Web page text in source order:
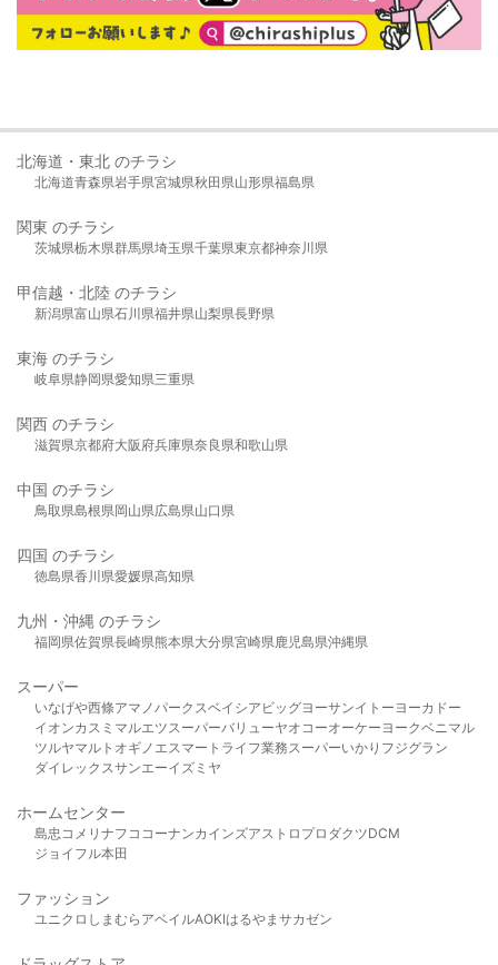
北海道・東北 のチラシ
北海道青森県岩手県宮城県秋田県山形県福島県
関東 のチラシ
茨城県栃木県群馬県埼玉県千葉県東京都神奈川県
甲信越・北陸 のチラシ
新潟県富山県石川県福井県山梨県長野県
東海 のチラシ
岐阜県静岡県愛知県三重県
関西 のチラシ
滋賀県京都府大阪府兵庫県奈良県和歌山県
中国 のチラシ
鳥取県島根県岡山県広島県山口県
四国 のチラシ
徳島県香川県愛媛県高知県
九州・沖縄 のチラシ
福岡県佐賀県長崎県熊本県大分県宮崎県鹿児島県沖縄県
スーパー
いなげや西條アマノパークスベイシア ビッグヨーサンイトーヨーカドー
イオンカスミ マルエツスーパーバリューヤオコーオーケー ヨークベニマル
ツルヤマルト オギノ エスマート ライフ業務スーパーいかり フジグラン
ダイレックスサンエーイズミヤ
ホームセンター
島忠 コメリ ナフコ コーナンカインズアストロプロダクツDCM
ジョイフル本田
ファッション
ユニクロ しまむら アベイルAOKIはるやま サカゼン